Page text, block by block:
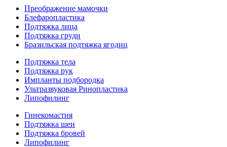
Преображение мамочки
Блефаропластика
Подтяжка лица
Подтяжка груди
Бразильская подтяжка ягодиц
Подтяжка тела
Подтяжка рук
Импланты подбородка
Ультразвуковая Ринопластика
Липофилинг
Гинекомастия
Подтяжка шеи
Подтяжка бровей
Липофилинг